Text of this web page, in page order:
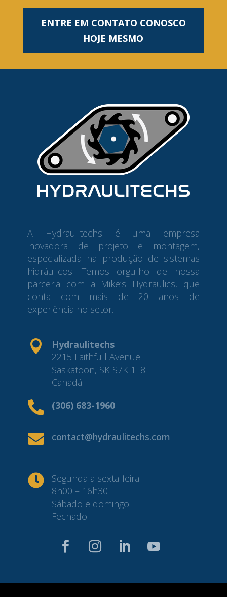
ENTRE EM CONTATO CONOSCO
HOJE MESMO
A Hydraulitechs é uma empresa
inovadora de projeto e montagem,
especializada na produção de sistemas
hidráulicos. Temos orgulho de nossa
parceria com a Mike’s Hydraulics, que
conta com mais de 20 anos de
experiência no setor.

Hydraulitechs
2215 Faithfull Avenue
Saskatoon, SK S7K 1T8
Canadá
 (306) 683-1960
 contact@hydraulitechs.com

Segunda a sexta-feira:
8h00 – 16h30
Sábado e domingo:
Fechado